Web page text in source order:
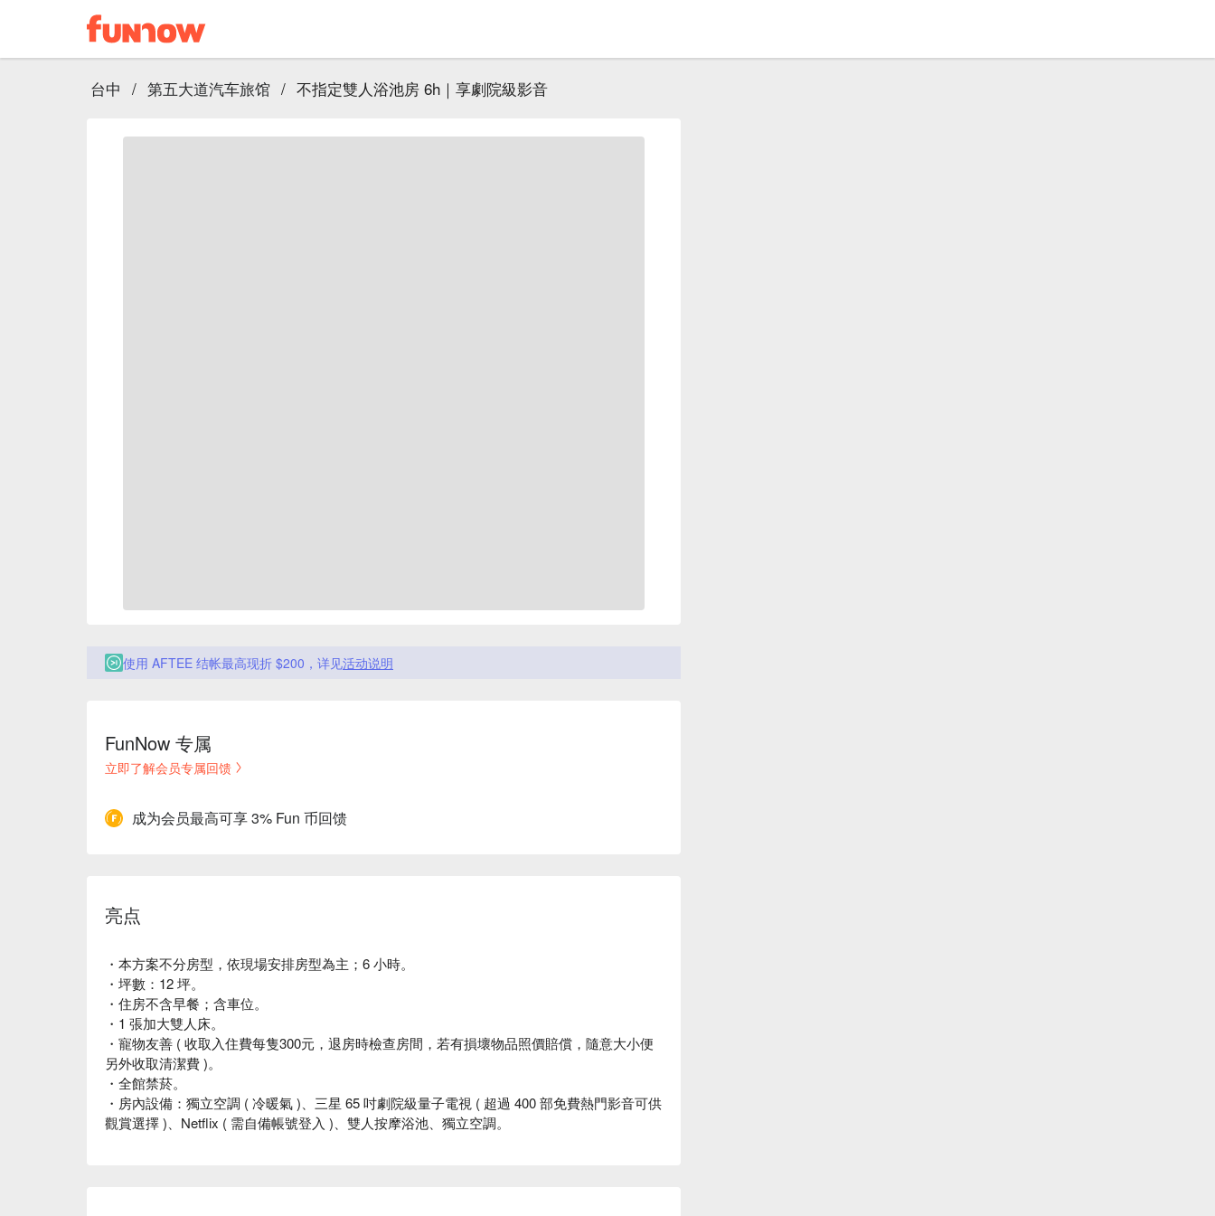
台中 / 第五大道汽车旅馆 / 不指定雙人浴池房 6h｜享劇院級影音
使用 AFTEE 结帐最高现折 $200，详见活动说明
FunNow 专属
立即了解会员专属回馈
成为会员最高可享 3% Fun 币回馈
亮点
・本方案不分房型，依現場安排房型為主；6 小時。
・坪數：12 坪。
・住房不含早餐；含車位。
・1 張加大雙人床。
・寵物友善 ( 收取入住費每隻300元，退房時檢查房間，若有損壞物品照價賠償，隨意大小便
另外收取清潔費 )。
・全館禁菸。
・房內設備：獨立空調 ( 冷暖氣 )、三星 65 吋劇院級量子電視 ( 超過 400 部免費熱門影音可供
觀賞選擇 )、Netflix ( 需自備帳號登入 )、雙人按摩浴池、獨立空調。